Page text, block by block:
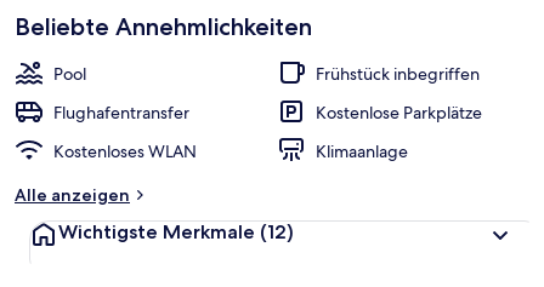
beliebt
b
r
e
Beliebte Annehmlichkeiten
Pool
Frühstück inbegriffen
Flughafentransfer
Kostenlose Parkplätze
Kostenloses WLAN
Klimaanlage
Alle anzeigen
Wichtigste Merkmale (12)